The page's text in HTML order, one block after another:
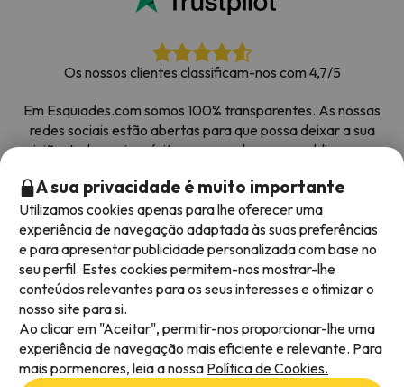
Os nossos clientes classificam-nos com 4,7/5
Em Esquiades.com somos 100% transparentes. As nossas
redes sociais estão abertas para que possa deixar a sua
opinião, todos os inquéritos que recebemos e publicamos na
Obrigado pela confiança|Mais de 700 000 pessoas
reservaram as suas férias na neve com Esquiades.com
Métodos de pagamento disponíveis
A sua privacidade é muito importante
Utilizamos cookies apenas para lhe oferecer uma
experiência de navegação adaptada às suas preferências
e para apresentar publicidade personalizada com base no
seu perfil. Estes cookies permitem-nos mostrar-lhe
conteúdos relevantes para os seus interesses e otimizar o
nosso site para si.
Ao clicar em "Aceitar", permitir-nos proporcionar-lhe uma
experiência de navegação mais eficiente e relevante. Para
mais pormenores, leia a nossa Política de Cookies.